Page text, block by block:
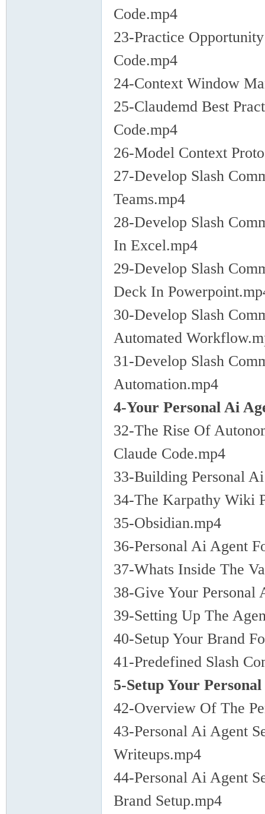
Code.mp4
23-Practice
Code.mp4
24-Context Window
25-Claudemd Best
Code.mp4
26-Model Context
27-Develop Slash
Teams.mp4
28-Develop Slash
In Excel.mp4
29-Develop Slash
Deck In
30-Develop Slash
Automated
31-Develop Slash
Automation.mp4
4-Your Personal Ai
32-The Rise Of
Claude Code.mp4
33-Building Personal
34-The Karpathy Wiki
35-Obsidian.mp4
36-Personal Ai Agent
37-Whats Inside The
38-Give Your Personal
39-Setting Up The
40-Setup Your Brand
41-Predefined Slash
5-Setup Your
42-Overview Of The
43-Personal Ai Agent
Writeups.mp4
44-Personal Ai Agent
Brand Setup.mp4